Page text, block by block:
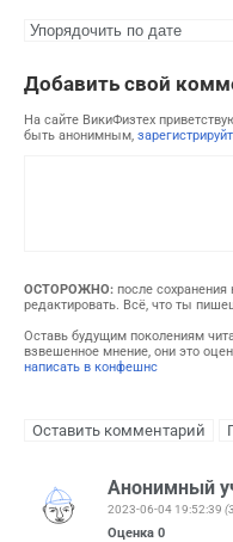
Добавить свой
На сайте ВикиФизтех
быть анонимным,
ОСТОРОЖНО: после
редактировать. Всё, что ты
Оставь будущим поколениям
взвешенное мнение, они это
написать в конфешнс
Анонимный
2023-06-04 19:52:39
Оценка 0